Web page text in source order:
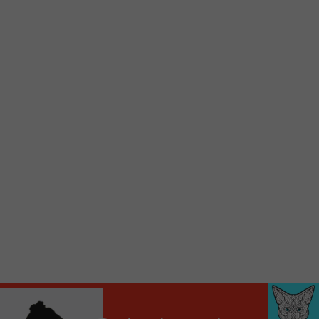
locale vous sont maintenant accessibles en un clic!
Audio